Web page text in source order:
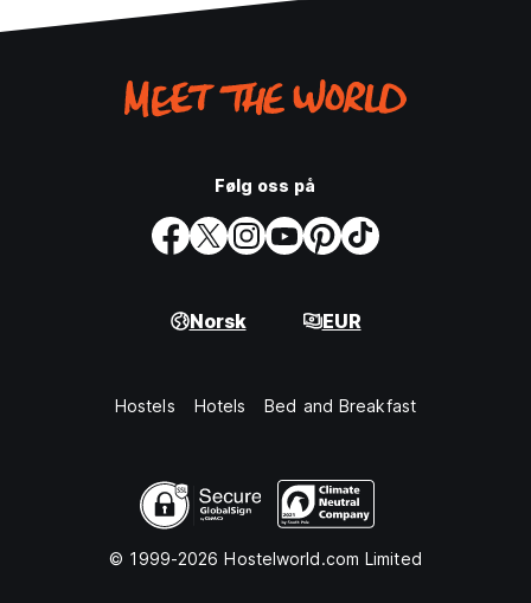
Følg oss på
Norsk EUR
Hostels Hotels Bed and Breakfast
© 1999-2026 Hostelworld.com Limited